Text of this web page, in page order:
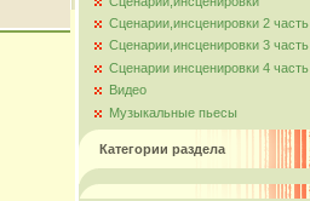
Сценарии,инсценировки 2 часть
Сценарии,инсценировки 3 часть
Сценарии инсценировки 4 часть
Видео
Музыкальные пьесы
Категории раздела